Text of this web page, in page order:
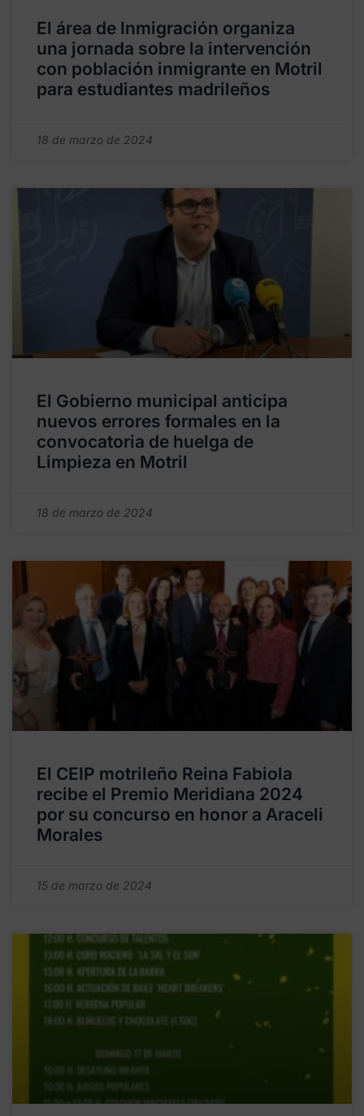
El área de Inmigración organiza
una jornada sobre la intervención
con población inmigrante en Motril
para estudiantes madrileños
18 de marzo de 2024
El Gobierno municipal anticipa
nuevos errores formales en la
convocatoria de huelga de
Limpieza en Motril
18 de marzo de 2024
El CEIP motrileño Reina Fabiola
recibe el Premio Meridiana 2024
por su concurso en honor a Araceli
Morales
15 de marzo de 2024